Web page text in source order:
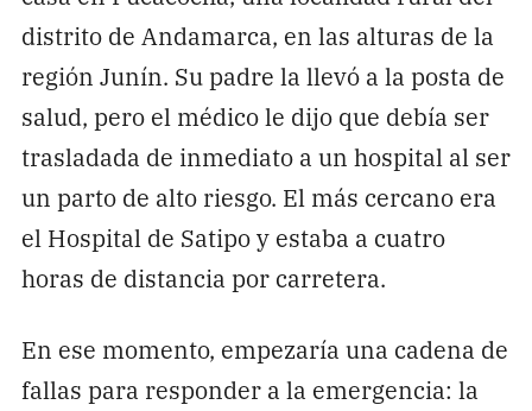
distrito de Andamarca, en las alturas de la
región Junín. Su padre la llevó a la posta de
salud, pero el médico le dijo que debía ser
trasladada de inmediato a un hospital al ser
un parto de alto riesgo. El más cercano era
el Hospital de Satipo y estaba a cuatro
horas de distancia por carretera.
En ese momento, empezaría una cadena de
fallas para responder a la emergencia: la